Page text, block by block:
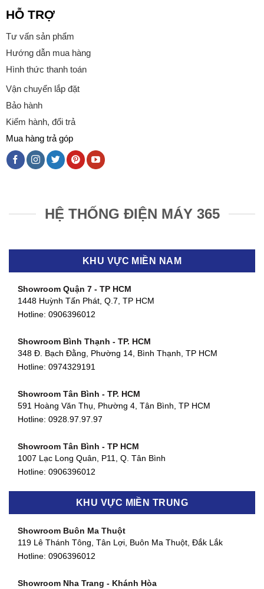
HỖ TRỢ
Tư vấn sản phẩm
Hướng dẫn mua hàng
Hình thức thanh toán
Vận chuyển lắp đặt
Bảo hành
Kiểm hành, đổi trả
Mua hàng trả góp
HỆ THỐNG ĐIỆN MÁY 365
KHU VỰC MIỀN NAM
Showroom Quận 7 - TP HCM
1448 Huỳnh Tấn Phát, Q.7, TP HCM
Hotline: 0906396012
Showroom Bình Thạnh - TP. HCM
348 Đ. Bạch Đằng, Phường 14, Bình Thạnh, TP HCM
Hotline: 0974329191
Showroom Tân Bình - TP. HCM
591 Hoàng Văn Thụ, Phường 4, Tân Bình, TP HCM
Hotline: 0928.97.97.97
Showroom Tân Bình - TP HCM
1007 Lạc Long Quân, P11, Q. Tân Bình
Hotline: 0906396012
Showroom Biên Hòa - Đồng Nai
Showroom Thuận An - Bình Dương
KHU VỰC MIỀN TRUNG
Showroom Buôn Ma Thuột
119 Lê Thánh Tông, Tân Lợi, Buôn Ma Thuột, Đắk Lắk
Hotline: 0906396012
Showroom Nha Trang - Khánh Hòa